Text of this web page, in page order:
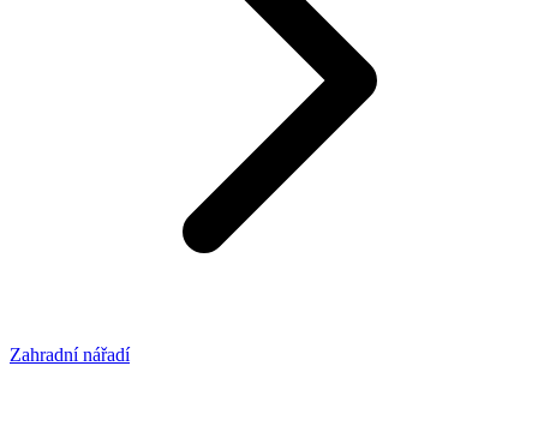
Zahradní nářadí